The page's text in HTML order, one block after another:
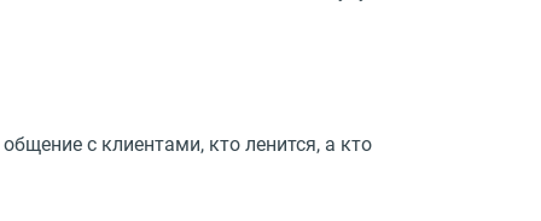
с клиентами, кто ленится, а кто